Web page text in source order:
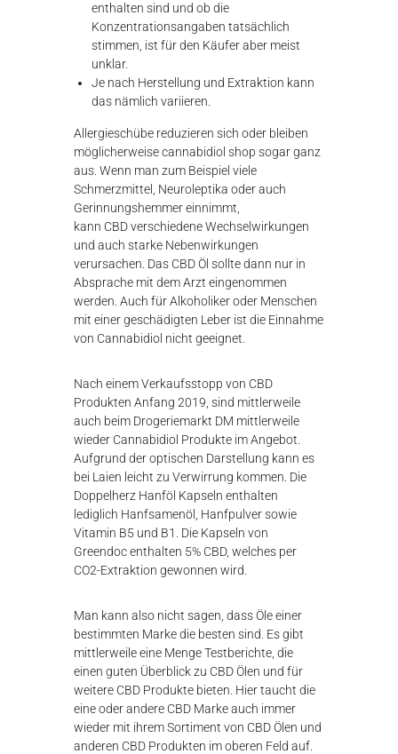
enthalten sind und ob die
Konzentrationsangaben tatsächlich
stimmen, ist für den Käufer aber meist
unklar.
Je nach Herstellung und Extraktion kann
das nämlich variieren.
Allergieschübe reduzieren sich oder bleiben
möglicherweisecannabidiol shop sogar ganz
aus. Wenn man zum Beispiel viele
Schmerzmittel, Neuroleptika oder auch
Gerinnungshemmer einnimmt,
kann CBD verschiedene Wechselwirkungen
und auch starke Nebenwirkungen
verursachen. Das CBD Öl sollte dann nur in
Absprache mit dem Arzt eingenommen
werden. Auch für Alkoholiker oder Menschen
mit einer geschädigten Leber ist die Einnahme
von Cannabidiol nicht geeignet.
Nach einem Verkaufsstopp von CBD
Produkten Anfang 2019, sind mittlerweile
auch beim Drogeriemarkt DM mittlerweile
wieder Cannabidiol Produkte im Angebot.
Aufgrund der optischen Darstellung kann es
bei Laien leicht zu Verwirrung kommen. Die
Doppelherz Hanföl Kapseln enthalten
lediglich Hanfsamenöl, Hanfpulver sowie
Vitamin B5 und B1. Die Kapseln von
Greendoc enthalten 5% CBD, welches per
CO2-Extraktion gewonnen wird.
Man kann also nicht sagen, dass Öle einer
bestimmten Marke die besten sind. Es gibt
mittlerweile eine Menge Testberichte, die
einen guten Überblick zu CBD Ölen und für
weitere CBD Produkte bieten. Hier taucht die
eine oder andere CBD Marke auch immer
wieder mit ihrem Sortiment von CBD Ölen und
anderen CBD Produkten im oberen Feld auf.